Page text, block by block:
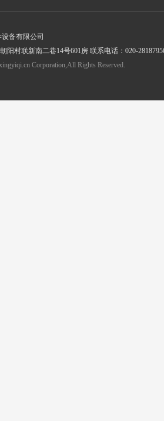
备有限公司
阳村联新南二巷14号601房 联系电话：020-
Corporation,All Rights Reserved.